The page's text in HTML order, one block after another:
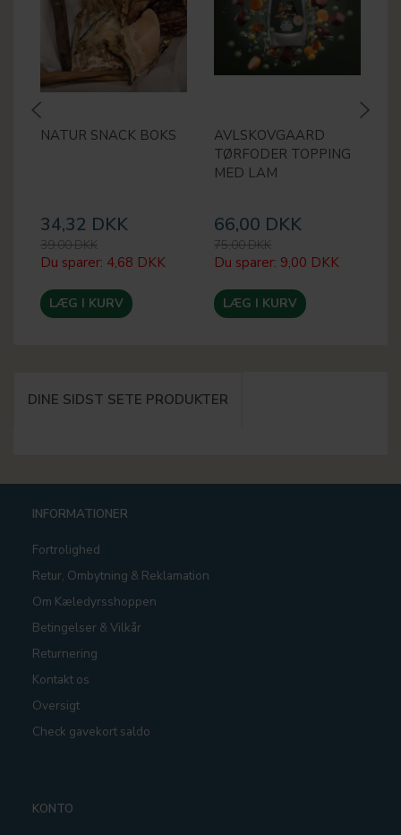
NATUR SNACK BOKS
34,32 DKK
39,00 DKK
Du sparer: 4,68 DKK
LÆG I KURV
AVLSKOVGAARD
TØRFODER TOPPING
MED LAM
66,00 DKK
75,00 DKK
Du sparer: 9,00 DKK
LÆG I KURV
DINE SIDST SETE PRODUKTER
INFORMATIONER
Fortrolighed
Retur, Ombytning & Reklamation
Om Kæledyrsshoppen
Betingelser & Vilkår
Returnering
Kontakt os
Oversigt
Check gavekort saldo
KONTO